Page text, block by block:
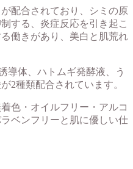
が配合されており、シミの原
する、炎症反応を引き起こ
働きがあり、美白と肌荒れ
導体、ハトムギ発酵液、う
2種類配合されています。
色・オイルフリー・アルコ
ベンフリーと肌に優しい仕